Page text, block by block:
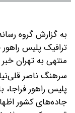
به گزارش گروه
ترافیک پلیس
منتهی به تهران خبر
سرهنگ ناصر
پلیس راهور
جاده‌های کشور